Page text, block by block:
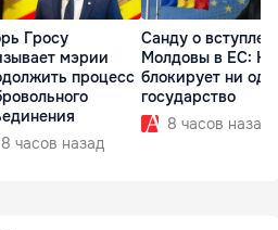
Гросу
мэрии
процесс
8 часов назад
Санду о
Молдовы в ЕС:
блокирует ни
государство
8 часов назад